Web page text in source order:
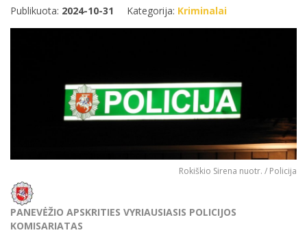
Publikuota: 2024-10-31 Kategorija: Kriminalai
Rokiškio Sirena nuotr. / Policija
PANEVĖŽIO APSKRITIES VYRIAUSIASIS POLICIJOS
KOMISARIATAS